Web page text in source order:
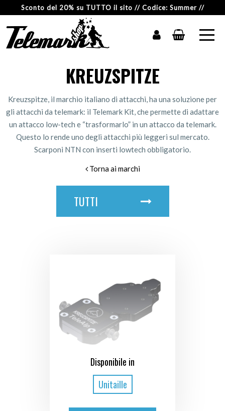
Sconto del 20% su TUTTO il sito // Codice: Summer //
KREUZSPITZE
Kreuzspitze, il marchio italiano di attacchi, ha una soluzione per
gli attacchi da telemark: il Telemark Kit, che permette di adattare
un attacco low-tech e “trasformarlo” in un attacco da telemark.
Questo lo rende uno degli attacchi più leggeri sul mercato.
Scarponi NTN con inserti lowtech obbligatorio.
Torna ai marchi
TUTTI
Disponibile in
Unitaille